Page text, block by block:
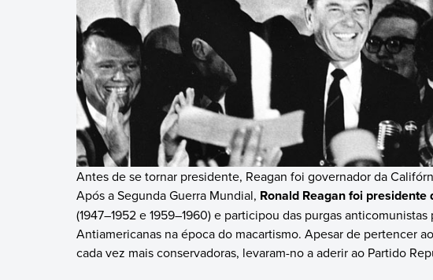
Antes de se tornar presidente, Reagan foi governador da
Após a Segunda Guerra Mundial, Ronald Reagan foi
(1947–1952 e 1959–1960) e participou das purgas
Antiamericanas na época do macartismo. Apesar de pertencer
cada vez mais conservadoras, levaram-no a aderir ao Partido